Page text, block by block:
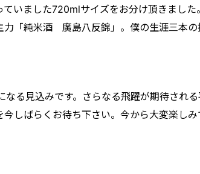
いました720mlサイズをお分け頂きました
力「純米酒 廣島八反錦」。僕の生涯三本
なる見込みです。さらなる飛躍が期待され
しばらくお待ち下さい。今から大変楽しみ